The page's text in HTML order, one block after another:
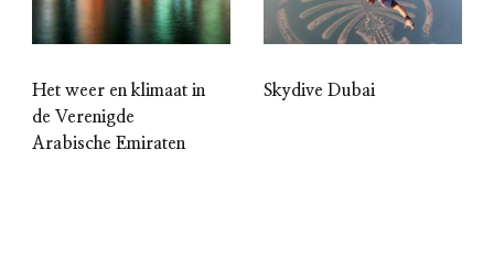
Het weer en klimaat in
de Verenigde
Arabische Emiraten
Skydive Dubai